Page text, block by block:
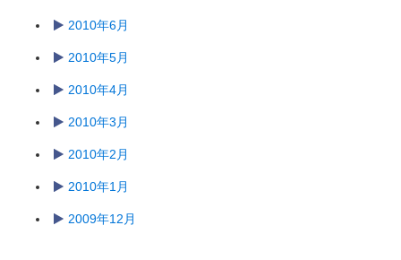
2010年6月
2010年5月
2010年4月
2010年3月
2010年2月
2010年1月
2009年12月